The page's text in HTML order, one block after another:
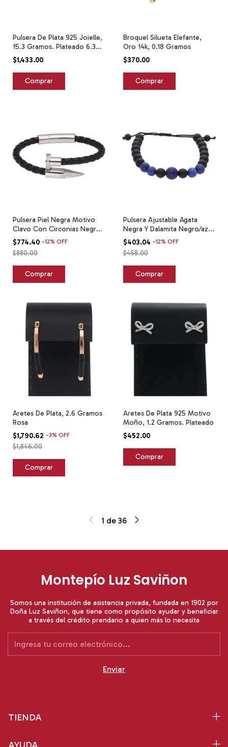
Pulsera De Plata 925 Joielle,
15.3 Gramos. Plateado 6.3
Cm 19.7 Cm 2.9 Mm
$1,433.00
Broquel Silueta Elefante,
Oro 14k, 0.18 Gramos
$370.00
Pulsera Piel Negra Motivo
Clavo Con Circonias Negro
6 Cm 17.5 Cm
$774.40 -12% OFF
$880.00
Pulsera Ajustable Agata
Negra Y Dalamita Negro/azul
5.5 Cm
$403.04 -12% OFF
$458.00
Aretes De Plata, 2.6 Gramos
Rosa
$1,790.62 -3% OFF
$1,846.00
Aretes De Plata 925 Motivo
Moño, 1.2 Gramos. Plateado
$452.00
1 de 36
Montepío Luz Saviñon
Somos una institución de asistencia privada, fundada en 1902 por
Doña Luz Saviñon, que tiene como propósito ayudar y beneﬁciar
a través del crédito prendario a quien más lo necesita
TIENDA